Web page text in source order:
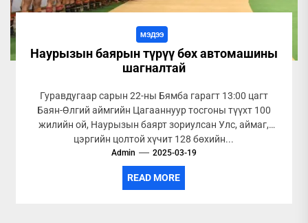
МЭДЭЭ
Наурызын баярын түрүү бөх автомашины
шагналтай
Гуравдугаар сарын 22-ны Бямба гарагт 13:00 цагт
Баян-Өлгий аймгийн Цагааннуур тосгоны түүхт 100
жилийн ой, Наурызын баярт зориулсан Улс, аймаг,
цэргийн цолтой хүчит 128 бөхийн...
Admin 2025-03-19
READ MORE